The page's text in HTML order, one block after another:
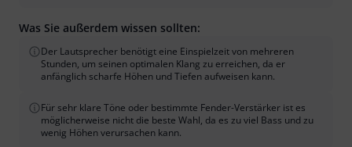
Was Sie außerdem wissen sollten:
Der Lautsprecher benötigt eine Einspielzeit von mehreren
Stunden, um seinen optimalen Klang zu erreichen, da er
anfänglich scharfe Höhen und Tiefen aufweisen kann.
Für sehr klare Töne oder bestimmte Fender-Verstärker ist es
möglicherweise nicht die beste Wahl, da es zu viel Bass und zu
wenig Höhen verursachen kann.